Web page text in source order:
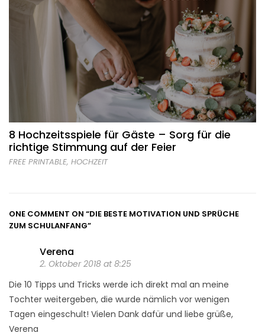
8 Hochzeitsspiele für Gäste – Sorg für die
richtige Stimmung auf der Feier
FREE PRINTABLE, HOCHZEIT
ONE COMMENT ON “DIE BESTE MOTIVATION UND SPRÜCHE
ZUM SCHULANFANG”
Verena
2. Oktober 2018 at 8:25
Die 10 Tipps und Tricks werde ich direkt mal an meine
Tochter weitergeben, die wurde nämlich vor wenigen
Tagen eingeschult! Vielen Dank dafür und liebe grüße,
Verena